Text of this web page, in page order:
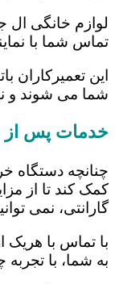
لوازم خانگی ال
تماس شما با
این تعمیرکاران
شما می شوند و
خدمات پس از
چنانچه دستگاه
کمک کند تا از
گارانتی، نمی
با تماس با هریک
به شما، با